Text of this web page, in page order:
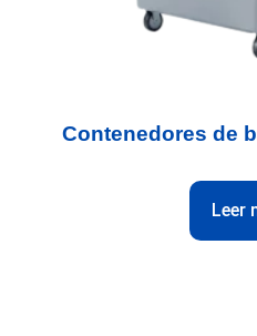
Contenedores de
Leer